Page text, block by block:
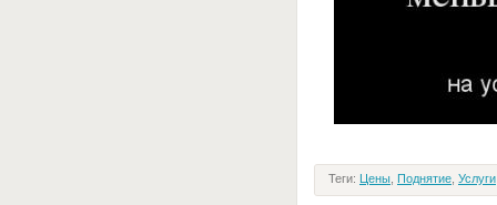
Теги: Цены Поднятие Услуги